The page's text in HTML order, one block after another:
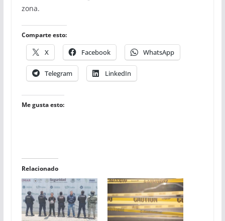
zona.
Comparte esto:
X Facebook WhatsApp
Telegram LinkedIn
Me gusta esto:
Relacionado